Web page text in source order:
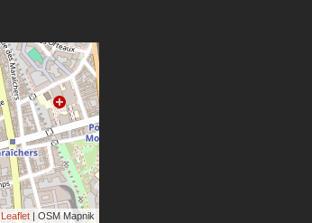
Leaflet | OSM Mapnik